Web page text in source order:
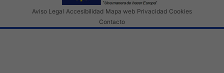
Aviso Legal Accesibilidad Mapa web Privacidad Cookies
Contacto